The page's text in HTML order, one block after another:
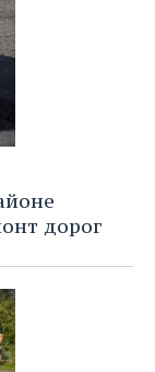
дорог